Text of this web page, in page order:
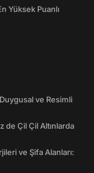
Yüksek Puanlı
ve Resimli
de Çil Çil Altınlarda
ve Şifa Alanları: